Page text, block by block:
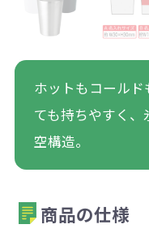
ホットもコール
ても持ちやすく
空構造。
商品の仕様